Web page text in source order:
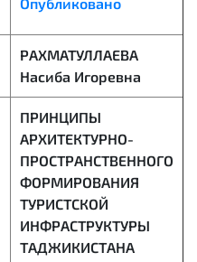
РАХМАТУЛЛАЕВА
Насиба Игоревна
ПРИНЦИПЫ
АРХИТЕКТУРНО-
ПРОСТРАНСТВЕННОГО
ФОРМИРОВАНИЯ
ТУРИСТСКОЙ
ИНФРАСТРУКТУРЫ
ТАДЖИКИСТАНА